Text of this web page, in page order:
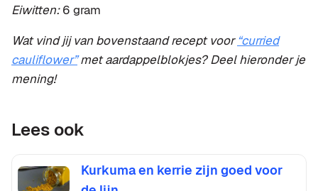
Eiwitten:6 gram
Wat vind jij van bovenstaand recept voor “curried
cauliflower”met aardappelblokjes? Deel hieronder je
mening!
Lees ook
Kurkuma en kerrie zijn goed voor